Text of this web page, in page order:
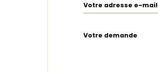
Votre adresse e-mail
Votre demande